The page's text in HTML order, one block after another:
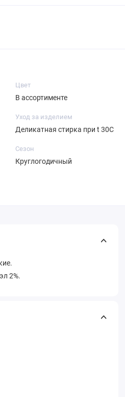
Цвет
В ассортименте
Уход за изделием
Деликатная стирка при t 30С
Сезон
Круглогодичный
2%.